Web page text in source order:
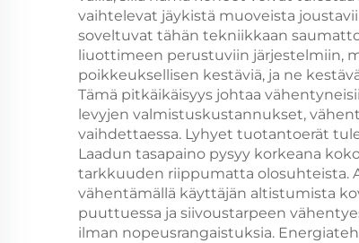
vaihtelevat jäykistä muoveista
soveltuvat tähän tekniikkaan
liuottimeen perustuviin järjestelmiin,
poikkeuksellisen kestäviä, ja ne
Tämä pitkäikäisyys johtaa
levyjen valmistuskustannukset,
vaihdettaessa. Lyhyet tuotantoerät
Laadun tasapaino pysyy korkeana
tarkkuuden riippumatta olosuhteista.
vähentämällä käyttäjän altistumista
puuttuessa ja siivoustarpeen
ilman nopeusrangaistuksia.